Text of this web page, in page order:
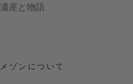
遺産と物語
メゾンについて